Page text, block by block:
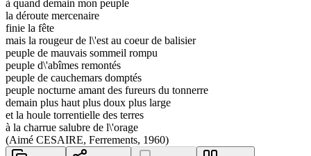
à quand demain mon peuple
la déroute mercenaire
finie la fête
mais la rougeur de l\'est au coeur de balisier
peuple de mauvais sommeil rompu
peuple d\'abîmes remontés
peuple de cauchemars domptés
peuple nocturne amant des fureurs du tonnerre
demain plus haut plus doux plus large
et la houle torrentielle des terres
à la charrue salubre de l\'orage
(Aimé CESAIRE, Ferrements, 1960)